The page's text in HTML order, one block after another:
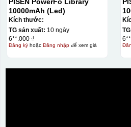
10000mAh (Led)
Kích thước:
TG sản xuất: 10 ngày
6**.000 ₫
Đăng kýhoặc Đăng nhậpđể xem giá